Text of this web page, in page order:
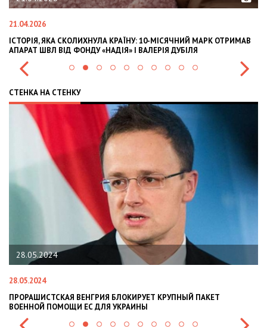
21.04.2026
ІСТОРІЯ, ЯКА СКОЛИХНУЛА КРАЇНУ: 10-МІСЯЧНИЙ МАРК ОТРИМАВ
АПАРАТ ШВЛ ВІД ФОНДУ «НАДІЯ» І ВАЛЕРІЯ ДУБІЛЯ
СТЕНКА НА СТЕНКУ
28.05.2024
28.05.2024
ПРОРАШИСТСКАЯ ВЕНГРИЯ БЛОКИРУЕТ КРУПНЫЙ ПАКЕТ
ВОЕННОЙ ПОМОЩИ ЕС ДЛЯ УКРАИНЫ